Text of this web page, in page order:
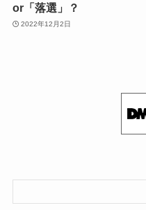
or「落選」？
2022年12月2日